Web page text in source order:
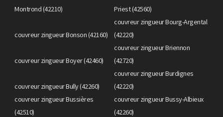
Montrond (42210)
Priest (42560)
couvreur zingueur Bonson (42160)
couvreur zingueur Bourg-Argental
(42220)
couvreur zingueur Boyer (42460)
couvreur zingueur Briennon
(42720)
couvreur zingueur Bully (42260)
couvreur zingueur Burdignes
(42220)
couvreur zingueur Bussières
(42510)
couvreur zingueur Bussy-Albieux
(42260)